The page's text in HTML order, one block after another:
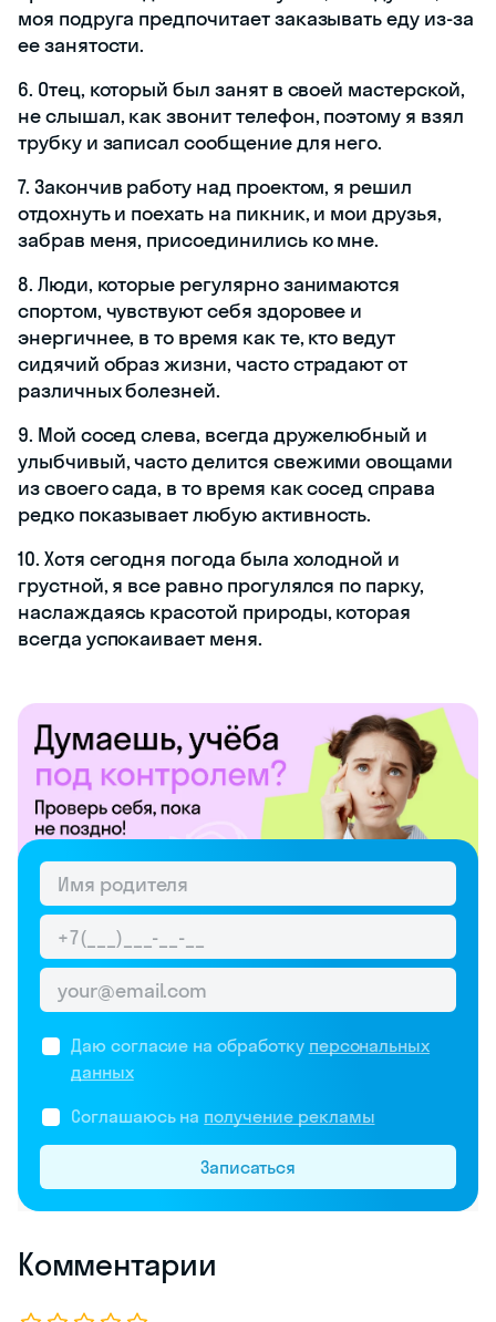
моя подруга предпочитает заказывать еду из-за
ее занятости.
6. Отец, который был занят в своей мастерской,
не слышал, как звонит телефон, поэтому я взял
трубку и записал сообщение для него.
7. Закончив работу над проектом, я решил
отдохнуть и поехать на пикник, и мои друзья,
забрав меня, присоединились ко мне.
8. Люди, которые регулярно занимаются
спортом, чувствуют себя здоровее и
энергичнее, в то время как те, кто ведут
сидячий образ жизни, часто страдают от
различных болезней.
9. Мой сосед слева, всегда дружелюбный и
улыбчивый, часто делится свежими овощами
из своего сада, в то время как сосед справа
редко показывает любую активность.
10. Хотя сегодня погода была холодной и
грустной, я все равно прогулялся по парку,
наслаждаясь красотой природы, которая
всегда успокаивает меня.
Даю согласие на обработку персональных
данных
Соглашаюсь на получение рекламы
Записаться
Комментарии